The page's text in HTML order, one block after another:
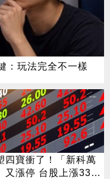
：玩法完全不一樣
四寶衝了！「新科萬
又漲停 台股上漲330